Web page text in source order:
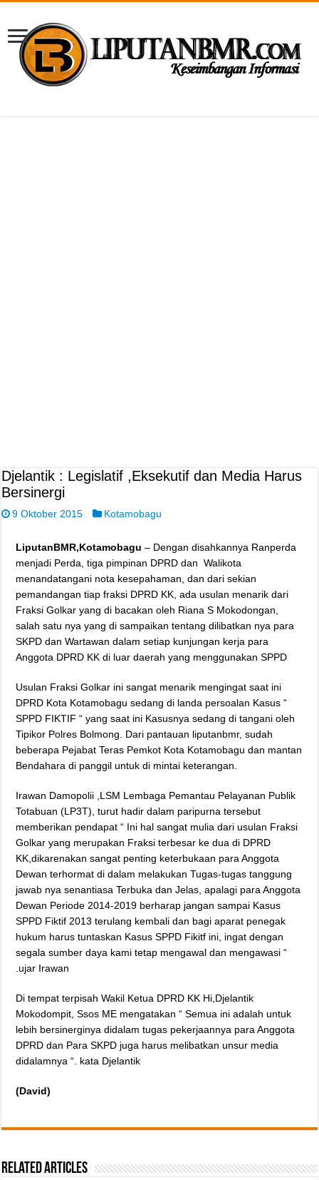
Djelantik : Legislatif ,Eksekutif dan Media Harus
Bersinergi
9 Oktober 2015 Kotamobagu
LiputanBMR,Kotamobagu – Dengan disahkannya Ranperda
menjadi Perda, tiga pimpinan DPRD dan Walikota
menandatangani nota kesepahaman, dan dari sekian
pemandangan tiap fraksi DPRD KK, ada usulan menarik dari
Fraksi Golkar yang di bacakan oleh Riana S Mokodongan,
salah satu nya yang di sampaikan tentang dilibatkan nya para
SKPD dan Wartawan dalam setiap kunjungan kerja para
Anggota DPRD KK di luar daerah yang menggunakan SPPD
Usulan Fraksi Golkar ini sangat menarik mengingat saat ini
DPRD Kota Kotamobagu sedang di landa persoalan Kasus “
SPPD FIKTIF “ yang saat ini Kasusnya sedang di tangani oleh
Tipikor Polres Bolmong. Dari pantauan liputanbmr, sudah
beberapa Pejabat Teras Pemkot Kota Kotamobagu dan mantan
Bendahara di panggil untuk di mintai keterangan.
Irawan Damopolii ,LSM Lembaga Pemantau Pelayanan Publik
Totabuan (LP3T), turut hadir dalam paripurna tersebut
memberikan pendapat “ Ini hal sangat mulia dari usulan Fraksi
Golkar yang merupakan Fraksi terbesar ke dua di DPRD
KK,dikarenakan sangat penting keterbukaan para Anggota
Dewan terhormat di dalam melakukan Tugas-tugas tanggung
jawab nya senantiasa Terbuka dan Jelas, apalagi para Anggota
Dewan Periode 2014-2019 berharap jangan sampai Kasus
SPPD Fiktif 2013 terulang kembali dan bagi aparat penegak
hukum harus tuntaskan Kasus SPPD Fikitf ini, ingat dengan
segala sumber daya kami tetap mengawal dan mengawasi “
.ujar Irawan
Di tempat terpisah Wakil Ketua DPRD KK Hi,Djelantik
Mokodompit, Ssos ME mengatakan “ Semua ini adalah untuk
lebih bersinerginya didalam tugas pekerjaannya para Anggota
DPRD dan Para SKPD juga harus melibatkan unsur media
didalamnya “. kata Djelantik
(David)
Related Articles